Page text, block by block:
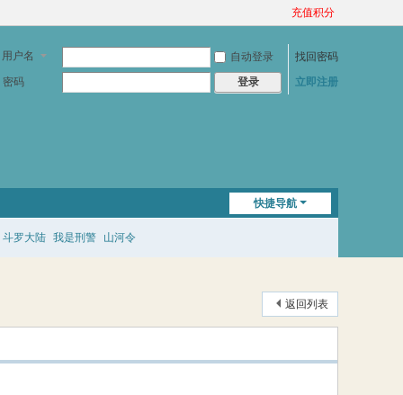
充值积分
用户名 自动登录
找回密码
密码
登录 立即注册
快捷导航
斗罗大陆 我是刑警 山河令
返回列表